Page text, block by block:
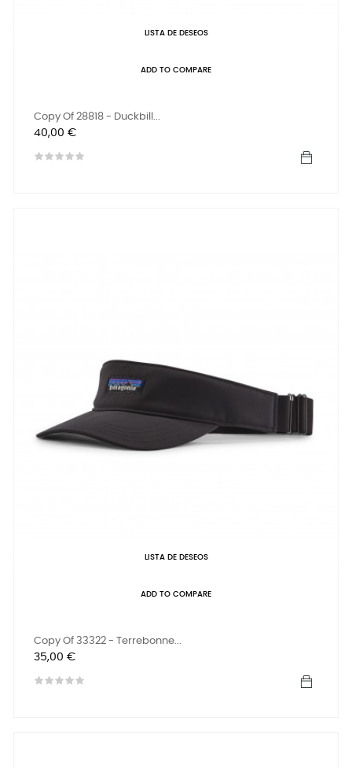
LISTA DE DESEOS
ADD TO COMPARE
Copy Of 28818 - Duckbill...
Precio
40,00 €
LISTA DE DESEOS
ADD TO COMPARE
Copy Of 33322 - Terrebonne...
Precio
35,00 €